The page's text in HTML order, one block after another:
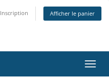
Inscription Afficher le panier
la